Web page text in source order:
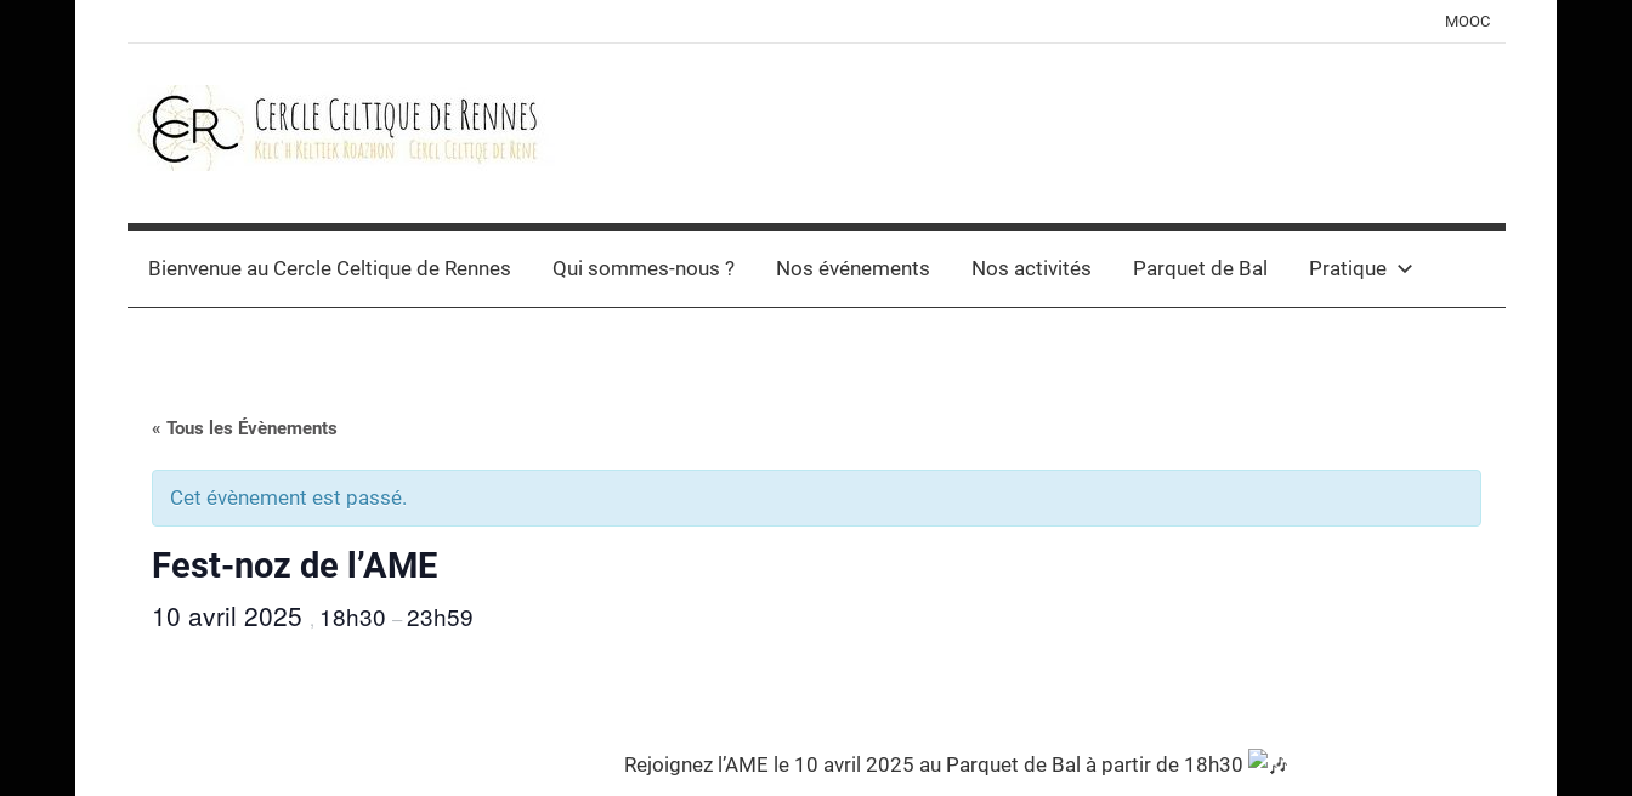
MOOC
Cercle
celtique
Rennes
Bienvenue au Cercle Celtique de Rennes Qui sommes-nous ? Nos événements Nos activités Parquet de Bal Pratique
« Tous les Évènements
Cet évènement est passé.
Fest-noz de l’AME
10 avril 2025 , 18h30 –23h59
Rejoignez l’AME le 10 avril 2025 au Parquet de Bal à partir de 18h30